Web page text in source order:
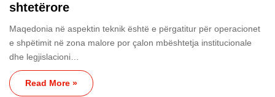
shtetërore
Maqedonia në aspektin teknik është e përgatitur për operacionet
e shpëtimit në zona malore por çalon mbështetja institucionale
dhe legjislacioni…
Read More »